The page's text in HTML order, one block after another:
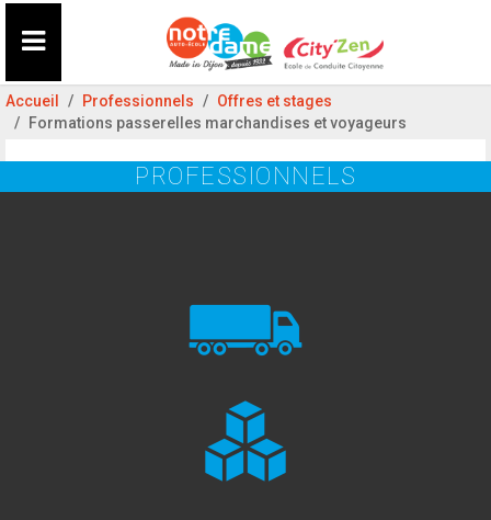
Accueil Professionnels
Offres et stages
Formations passerelles marchandises et voyageurs
PROFESSIONNELS